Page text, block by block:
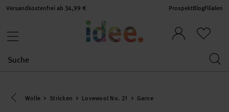
Versandkostenfrei ab 34,99 € ProspektBlogFilialen
Eine Kategorie zurück navigieren
Wolle Stricken Lovewool No. 21 Garne